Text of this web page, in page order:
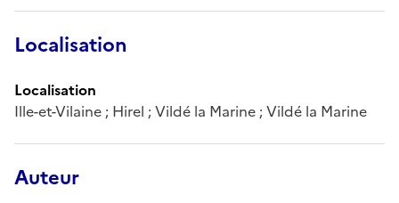
Localisation
Localisation
Ille-et-Vilaine ; Hirel ; Vildé la Marine ; Vildé la Marine
Auteur